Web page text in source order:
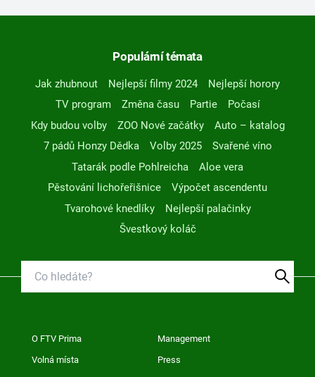
Populární témata
Jak zhubnout Nejlepší filmy 2024
Nejlepší horory
TV program
Změna času Partie
Počasí
Kdy budou volby
ZOO Nové začátky
Auto – katalog
7 pádů Honzy Dědka
Volby 2025
Svařené víno
Tatarák podle Pohlreicha
Aloe vera
Pěstování lichořeřišnice
Výpočet ascendentu
Tvarohové knedlíky
Nejlepší palačinky
Švestkový koláč
O FTV Prima Management
Volná místa Press